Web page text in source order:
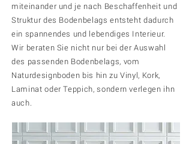
miteinander und je nach Beschaffenheit und
Struktur des Bodenbelags entsteht dadurch
ein spannendes und lebendiges Interieur.
Wir beraten Sie nicht nur bei der Auswahl
des passenden Bodenbelags, vom
Naturdesignboden bis hin zu Vinyl, Kork,
Laminat oder Teppich, sondern verlegen ihn
auch.